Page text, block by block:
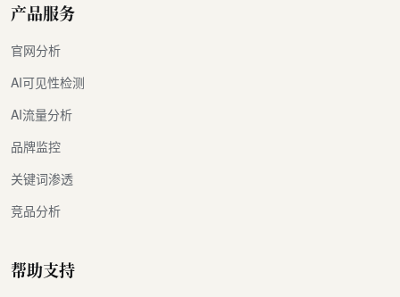
产品服务
官网分析
AI可见性检测
AI流量分析
品牌监控
关键词渗透
竞品分析
帮助支持